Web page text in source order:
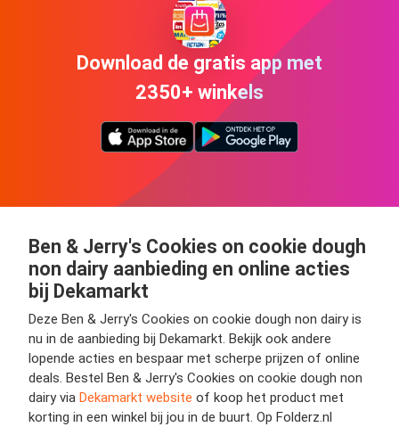
Download de gratis app met
2350+ winkels
Ben & Jerry's Cookies on cookie dough
non dairy aanbieding en online acties
bij Dekamarkt
Deze Ben & Jerry's Cookies on cookie dough non dairy is
nu in de aanbieding bij Dekamarkt. Bekijk ook andere
lopende acties en bespaar met scherpe prijzen of online
deals. Bestel Ben & Jerry's Cookies on cookie dough non
dairy via Dekamarkt website of koop het product met
korting in een winkel bij jou in de buurt. Op Folderz.nl